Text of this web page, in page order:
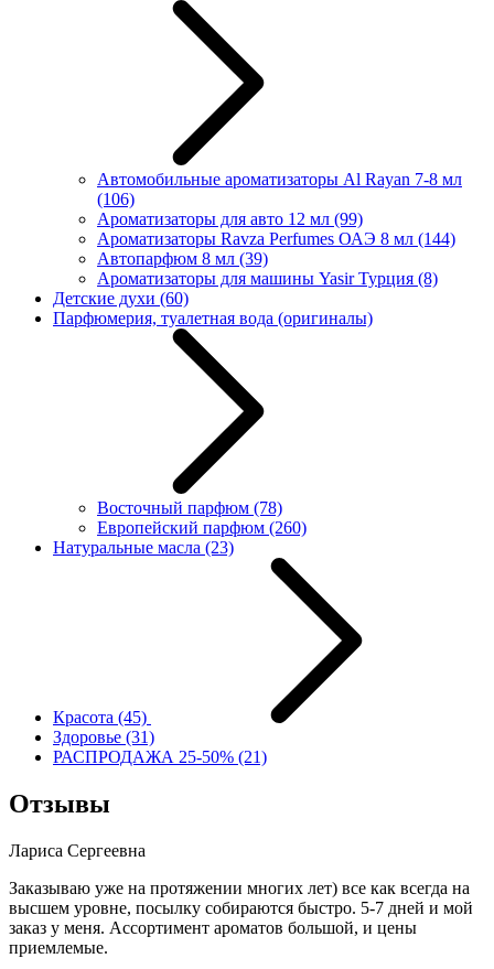
Автомобильные ароматизаторы Al Rayan 7-8 мл
(106)
Ароматизаторы для авто 12 мл (99)
Ароматизаторы Ravza Perfumes ОАЭ 8 мл (144)
Автопарфюм 8 мл (39)
Ароматизаторы для машины Yasir Турция (8)
Детские духи (60)
Парфюмерия, туалетная вода (оригиналы)
Восточный парфюм (78)
Европейский парфюм (260)
Натуральные масла (23)
Красота (45)
Здоровье (31)
РАСПРОДАЖА 25-50% (21)
Отзывы
Лариса Сергеевна
Заказываю уже на протяжении многих лет) все как всегда на
высшем уровне, посылку собираются быстро. 5-7 дней и мой
заказ у меня. Ассортимент ароматов большой, и цены
приемлемые.